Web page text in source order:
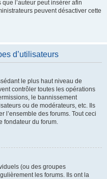
l’auteur peut insérer afin
peuvent désactiver cette
d’utilisateurs
le plus haut niveau de
contrôler toutes les opérations
le bannissement
ou de modérateurs, etc. Ils
l’ensemble des forums. Tout ceci
fondateur du forum.
(ou des groupes
les forums. Ils ont la